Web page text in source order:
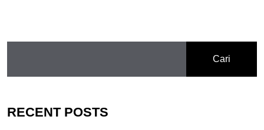
Cari
RECENT POSTS